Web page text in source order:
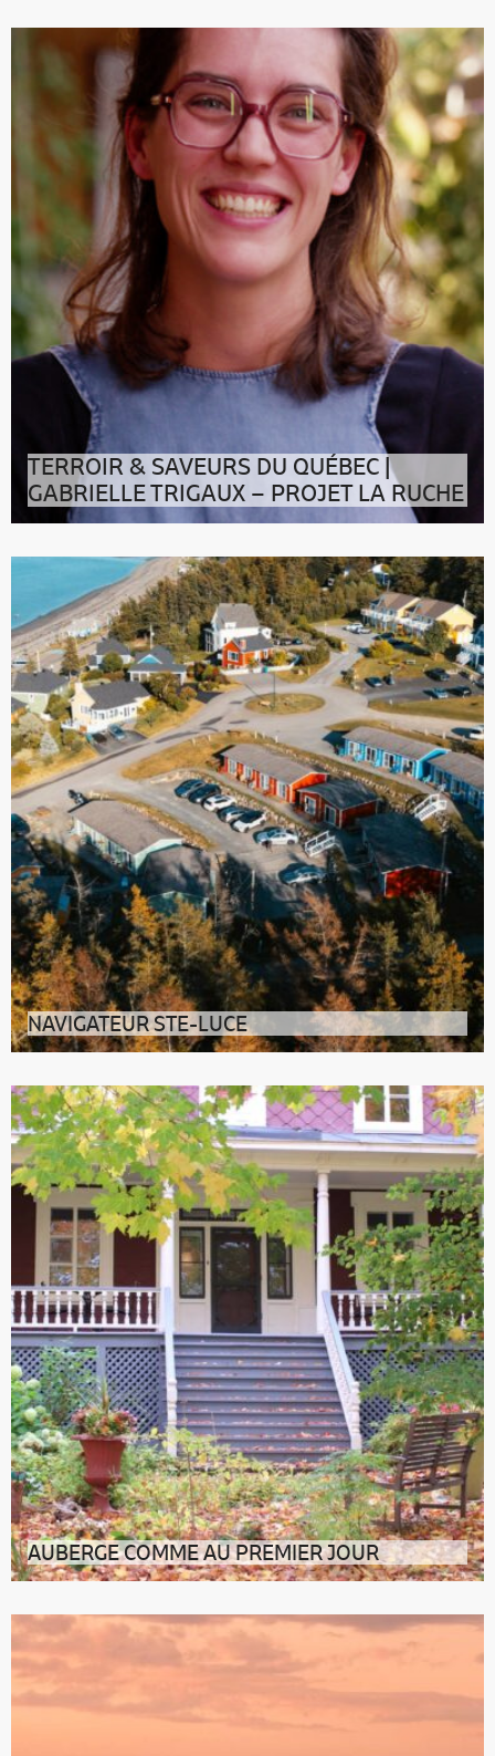
TERROIR & SAVEURS DU QUÉBEC |
GABRIELLE TRIGAUX – PROJET LA RUCHE
Depuis quelques semaines, le podcast de Québec le
Mag s’intéresse aux save
NAVIGATEUR STE-LUCE
Plus qu’un lieu d’hébergement en cabines ou maisons
à la douce ambiance balnéair
AUBERGE COMME AU PREMIER JOUR
Dans le doux Kamouraska, au Bas-Saint-Laurent,
certains lieux ont l’art et la ma